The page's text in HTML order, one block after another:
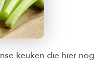
keuken die hier nog